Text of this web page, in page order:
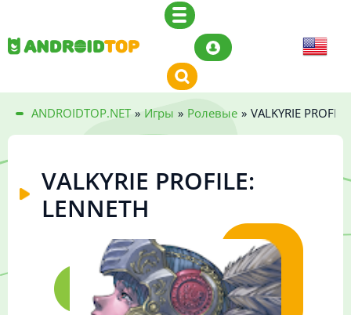
ANDROIDTOP.NET » Игры » Ролевые » VALKYRIE
VALKYRIE PROFILE:
LENNETH